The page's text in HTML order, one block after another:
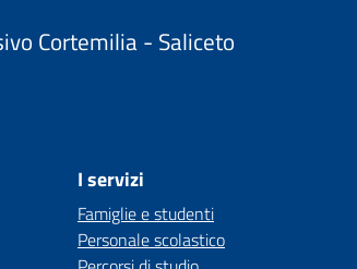
Cortemilia - Saliceto
I servizi
Famiglie e studenti
Personale scolastico